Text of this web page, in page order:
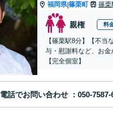
福岡県|篠栗町 篠栗
親権 料
【篠栗駅8分】【不
与・慰謝料など、お
【完全個室】
電話でお問い合わせ